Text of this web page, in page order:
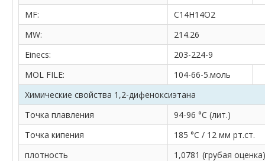
MF:
C14H14O2
MW:
214.26
Einecs:
203-224-9
MOL FILE:
104-66-5.моль
Химические свойства 1,2-дифеноксиэтана
Точка плавления
94-96 °С (лит.)
Точка кипения
185 °С / 12 мм рт.ст.
плотность
1,0781 (грубая оценка)